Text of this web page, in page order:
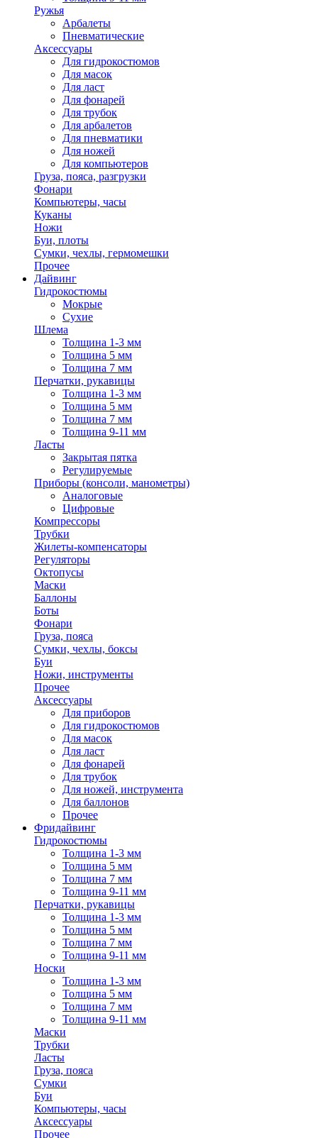
Ружья
Арбалеты
Пневматические
Аксессуары
Для гидрокостюмов
Для масок
Для ласт
Для фонарей
Для трубок
Для арбалетов
Для пневматики
Для ножей
Для компьютеров
Груза, пояса, разгрузки
Фонари
Компьютеры, часы
Куканы
Ножи
Буи, плоты
Сумки, чехлы, гермомешки
Прочее
Дайвинг
Гидрокостюмы
Мокрые
Сухие
Шлема
Толщина 1-3 мм
Толщина 5 мм
Толщина 7 мм
Перчатки, рукавицы
Толщина 1-3 мм
Толщина 5 мм
Толщина 7 мм
Толщина 9-11 мм
Ласты
Закрытая пятка
Регулируемые
Приборы (консоли, манометры)
Аналоговые
Цифровые
Компрессоры
Трубки
Жилеты-компенсаторы
Регуляторы
Октопусы
Маски
Баллоны
Боты
Фонари
Груза, пояса
Сумки, чехлы, боксы
Буи
Ножи, инструменты
Прочее
Аксессуары
Для приборов
Для гидрокостюмов
Для масок
Для ласт
Для фонарей
Для трубок
Для ножей, инструмента
Для баллонов
Прочее
Фридайвинг
Гидрокостюмы
Толщина 1-3 мм
Толщина 5 мм
Толщина 7 мм
Толщина 9-11 мм
Перчатки, рукавицы
Толщина 1-3 мм
Толщина 5 мм
Толщина 7 мм
Толщина 9-11 мм
Носки
Толщина 1-3 мм
Толщина 5 мм
Толщина 7 мм
Толщина 9-11 мм
Маски
Трубки
Ласты
Груза, пояса
Сумки
Буи
Компьютеры, часы
Аксессуары
Прочее